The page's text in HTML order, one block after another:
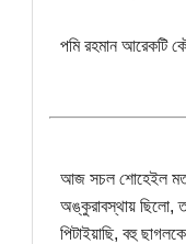
পমি রহমান আরেকটি
আজ সচল শোহেইল
অঙ্কুরাবস্থায় ছিলো,
পিটাইয়াছি, বহু